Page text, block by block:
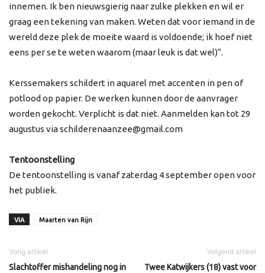
innemen. Ik ben nieuwsgierig naar zulke plekken en wil er
graag een tekening van maken. Weten dat voor iemand in de
wereld deze plek de moeite waard is voldoende; ik hoef niet
eens per se te weten waarom (maar leuk is dat wel)“.
Kerssemakers schildert in aquarel met accenten in pen of
potlood op papier. De werken kunnen door de aanvrager
worden gekocht. Verplicht is dat niet. Aanmelden kan tot 29
augustus via schilderenaanzee@gmail.com
Tentoonstelling
De tentoonstelling is vanaf zaterdag 4 september open voor
het publiek.
VIA Maarten van Rijn
Vorig artikel
Slachtoffer mishandeling nog in
Volgend artikel
Twee Katwijkers (18) vast voor